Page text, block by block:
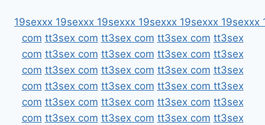
19sexxx 19sexxx 19sexxx 19sexxx 19sexxx 19sexxx
com tt3sex com tt3sex com tt3sex com tt3sex
com tt3sex com tt3sex com tt3sex com tt3sex
com tt3sex com tt3sex com tt3sex com tt3sex
com tt3sex com tt3sex com tt3sex com tt3sex
com tt3sex com tt3sex com tt3sex com tt3sex
com tt3sex com tt3sex com tt3sex com tt3sex